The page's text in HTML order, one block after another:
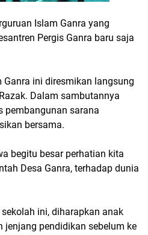
Islam Ganra yang
Pergis Ganra baru saja
Ganra ini diresmikan langsung
Dalam sambutannya
pembangunan sarana
bersama.
begitu besar perhatian kita
Desa Ganra, terhadap dunia
ini, diharapkan anak
jenjang pendidikan sebelum ke